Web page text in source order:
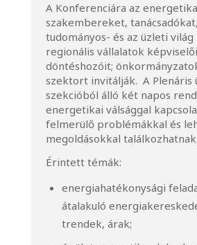
A Konferenciára az
szakembereket,
tudományos- és az üzleti
regionális vállalatok
döntéshozóit;
szektort invitálják. A Plenáris
szekcióból álló két napos
energetikai válság­gal
felmerülő problémákkal és
megoldásokkal találkozhatnak.
Érintett témák:
energiahatékonysági
átalakuló
trendek, árak;